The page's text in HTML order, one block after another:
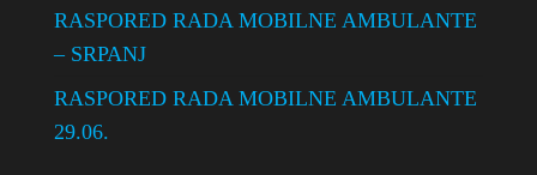
RASPORED RADA MOBILNE AMBULANTE
– SRPANJ
RASPORED RADA MOBILNE AMBULANTE
29.06.